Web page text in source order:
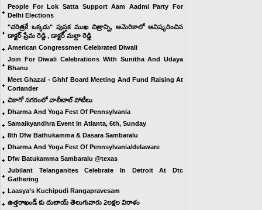
People For Lok Satta Support Aam Aadmi Party For
Delhi Elections
"చరిత్రకే ఒక్కడు" పుస్తక ముఖ చిత్రాన్ని, అమెరికాలో ఆవిష్కరించిన
డాక్టర్ ప్రేమ రెడ్డి , డాక్టర్ మల్లా రెడ్డి
American Congressmen Celebrated Diwali
Join For Diwali Celebrations With Sunitha And Udaya
Bhanu
Meet Ghazal - Ghhf Board Meeting And Fund Raising At
Coriander
చికాగో నగరంలో వాలీబాల్ పోటీలు
Dharma And Yoga Fest Of Pennsylvania
Samaikyandhra Event In Atlanta, 6th, Sunday
8th Dfw Bathukamma & Dasara Sambaralu
Dharma And Yoga Fest Of Pennsylvania/delaware
Dfw Batukamma Sambaralu @texas
Jubilant Telanganites Celebrate In Detroit At Dtc
Gathering
Laasya’s Kuchipudi Rangapravesam
ఉత్తరాఖండ్ కు దుబాయ్ తెలుగువారు 2లక్షల విరాళం